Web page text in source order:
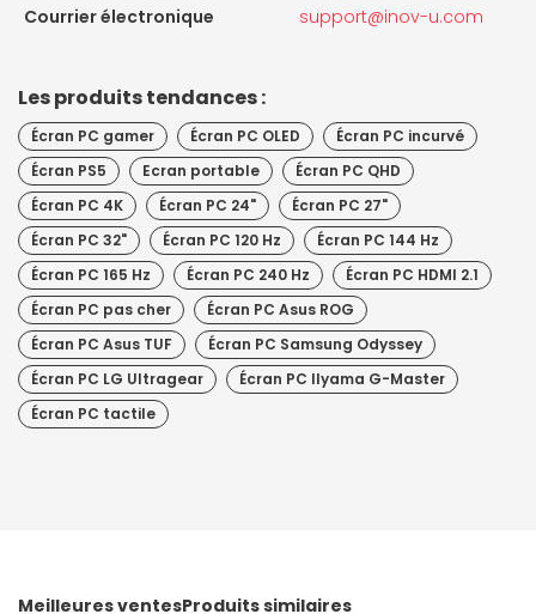
Courrier électronique
support@inov-u.com
Les produits tendances :
Écran PC gamer Écran PC OLED
Écran PC incurvé
Écran PS5
Ecran portable
Écran PC QHD
Écran PC 4K
Écran PC 24"
Écran PC 27"
Écran PC 32"
Écran PC 120 Hz
Écran PC 144 Hz
Écran PC 165 Hz
Écran PC 240 Hz
Écran PC HDMI 2.1
Écran PC pas cher
Écran PC Asus ROG
Écran PC Asus TUF
Écran PC Samsung Odyssey
Écran PC LG Ultragear
Écran PC IIyama G-Master
Écran PC tactile
Meilleures ventesProduits similaires